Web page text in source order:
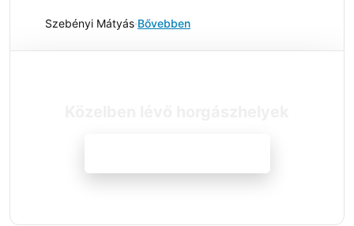
Szebényi Mátyás·Bővebben